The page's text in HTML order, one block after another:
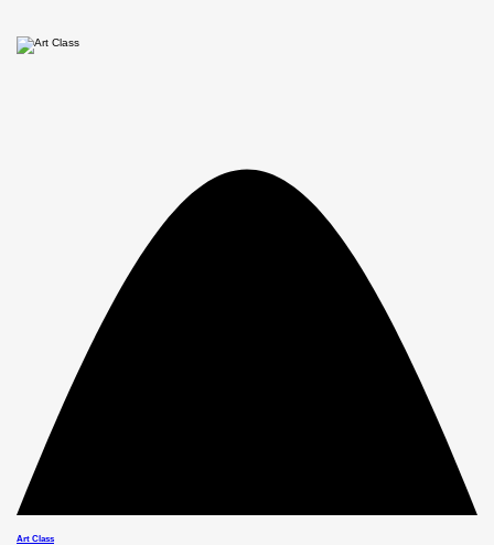
Art Class